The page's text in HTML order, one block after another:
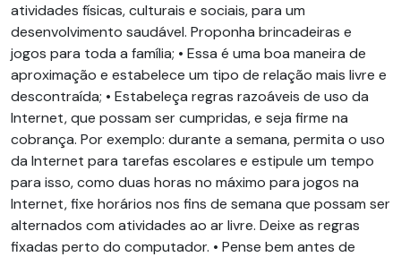
atividades físicas, culturais e sociais, para um
desenvolvimento saudável. Proponha brincadeiras e
jogos para toda a família; • Essa é uma boa maneira de
aproximação e estabelece um tipo de relação mais livre e
descontraída; • Estabeleça regras razoáveis de uso da
Internet, que possam ser cumpridas, e seja firme na
cobrança. Por exemplo: durante a semana, permita o uso
da Internet para tarefas escolares e estipule um tempo
para isso, como duas horas no máximo para jogos na
Internet, fixe horários nos fins de semana que possam ser
alternados com atividades ao ar livre. Deixe as regras
fixadas perto do computador. • Pense bem antes de